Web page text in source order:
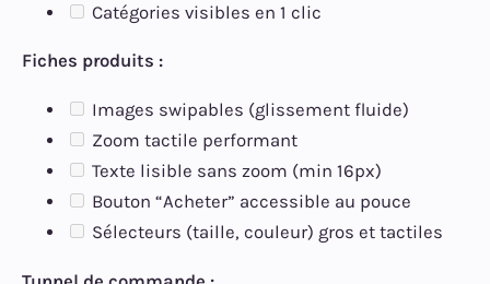
Catégories visibles en 1 clic
Fiches produits :
Images swipables (glissement fluide)
Zoom tactile performant
Texte lisible sans zoom (min 16px)
Bouton “Acheter” accessible au pouce
Sélecteurs (taille, couleur) gros et tactiles